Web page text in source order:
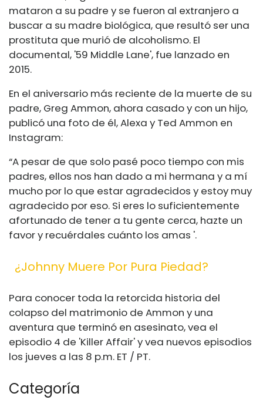
mataron a su padre y se fueron al extranjero a
buscar a su madre biológica, que resultó ser una
prostituta que murió de alcoholismo. El
documental, '59 Middle Lane', fue lanzado en
2015.
En el aniversario más reciente de la muerte de su
padre, Greg Ammon, ahora casado y con un hijo,
publicó una foto de él, Alexa y Ted Ammon en
Instagram:
“A pesar de que solo pasé poco tiempo con mis
padres, ellos nos han dado a mi hermana y a mí
mucho por lo que estar agradecidos y estoy muy
agradecido por eso. Si eres lo suficientemente
afortunado de tener a tu gente cerca, hazte un
favor y recuérdales cuánto los amas '.
¿Johnny Muere Por Pura Piedad?
Para conocer toda la retorcida historia del
colapso del matrimonio de Ammon y una
aventura que terminó en asesinato, vea el
episodio 4 de 'Killer Affair' y vea nuevos episodios
los jueves a las 8 p.m. ET / PT.
Categoría